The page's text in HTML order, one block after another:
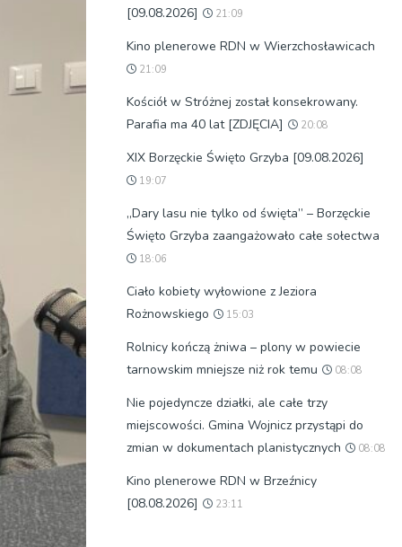
[09.08.2026]
21:09
Kino plenerowe RDN w Wierzchosławicach
21:09
Kościół w Stróżnej został konsekrowany.
Parafia ma 40 lat [ZDJĘCIA]
20:08
XIX Borzęckie Święto Grzyba [09.08.2026]
19:07
„Dary lasu nie tylko od święta” – Borzęckie
Święto Grzyba zaangażowało całe sołectwa
18:06
Ciało kobiety wyłowione z Jeziora
Rożnowskiego
15:03
Rolnicy kończą żniwa – plony w powiecie
tarnowskim mniejsze niż rok temu
08:08
Nie pojedyncze działki, ale całe trzy
miejscowości. Gmina Wojnicz przystąpi do
zmian w dokumentach planistycznych
08:08
Kino plenerowe RDN w Brzeźnicy
[08.08.2026]
23:11